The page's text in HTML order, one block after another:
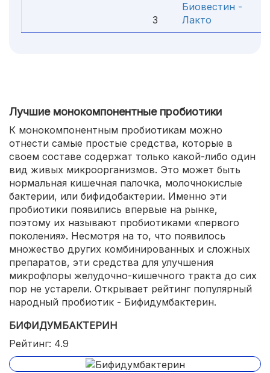
3
Биовестин -
Лакто
Лучшие монокомпонентные пробиотики
К монокомпонентным пробиотикам можно
отнести самые простые средства, которые в
своем составе содержат только какой-либо один
вид живых микроорганизмов. Это может быть
нормальная кишечная палочка, молочнокислые
бактерии, или бифидобактерии. Именно эти
пробиотики появились впервые на рынке,
поэтому их называют пробиотиками «первого
поколения». Несмотря на то, что появилось
множество других комбинированных и сложных
препаратов, эти средства для улучшения
микрофлоры желудочно-кишечного тракта до сих
пор не устарели. Открывает рейтинг популярный
народный пробиотик - Бифидумбактерин.
БИФИДУМБАКТЕРИН
Рейтинг: 4.9